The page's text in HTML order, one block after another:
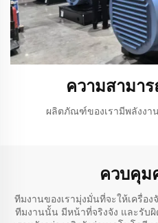
ความสามา
ผลิตภัณฑ์ของเรามีพลังงา
ควบคุ
ทีมงานของเรามุ่งมั่นที่จะให้เครื่อ
ทีมงานนั้น มีหน้าที่จริงจัง และรับ